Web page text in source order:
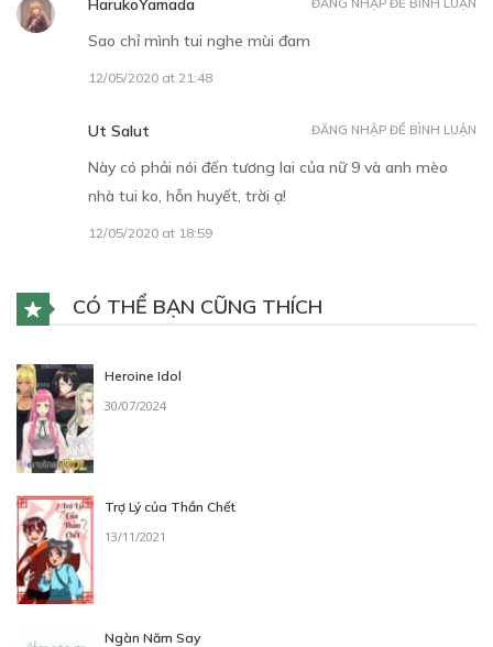
Sao chỉ mình tui nghe mùi đam
12/05/2020 at 21:48
Ut Salut
Này có phải nói đến tương lai của nữ 9 và anh mèo
nhà tui ko, hỗn huyết, trời ạ!
12/05/2020 at 18:59
ĐĂNG NHẬP ĐỂ BÌNH LUẬN
CÓ THỂ BẠN CŨNG THÍCH
Heroine Idol
30/07/2024
Trợ Lý của Thần Chết
13/11/2021
Ngàn Năm Say